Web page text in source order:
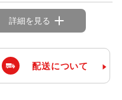
詳細を見る
配送について